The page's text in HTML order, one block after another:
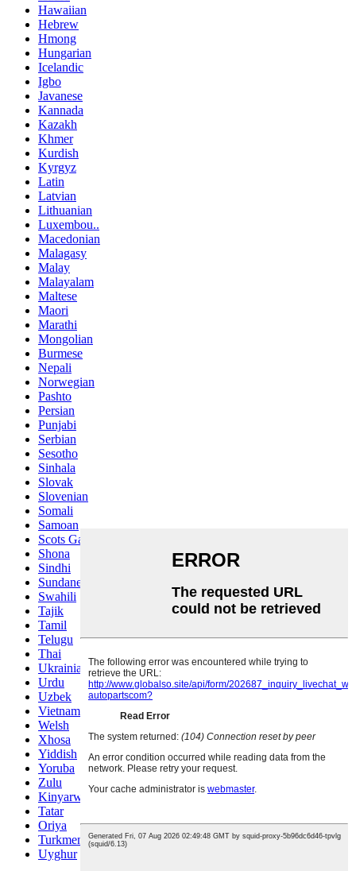
Hawaiian
Hebrew
Hmong
Hungarian
Icelandic
Igbo
Javanese
Kannada
Kazakh
Khmer
Kurdish
Kyrgyz
Latin
Latvian
Lithuanian
Luxembou..
Macedonian
Malagasy
Malay
Malayalam
Maltese
Maori
Marathi
Mongolian
Burmese
Nepali
Norwegian
Pashto
Persian
Punjabi
Serbian
Sesotho
Sinhala
Slovak
Slovenian
Somali
Samoan
Scots Gaelic
Shona
Sindhi
Sundanese
Swahili
Tajik
Tamil
Telugu
Thai
Ukrainian
Urdu
Uzbek
Vietnamese
Welsh
Xhosa
Yiddish
Yoruba
Zulu
Kinyarwanda
Tatar
Oriya
Turkmen
Uyghur